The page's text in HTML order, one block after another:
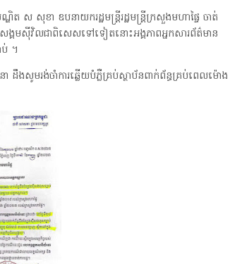
ស សុខា ឧបនាយករដ្ឋមន្ត្រីរដ្ឋមន្ត្រីក្រសួងមហាផ្ទៃ ចាត់
ង្គមស៊ីវិលជាពិសេសទៅទៀតនោះអង្គភាពអ្នកសារព័ត៌មាន
ប់ ។
ា ដឹងសូមរង់ចាំការឆ្លើយបំភ្លឺគ្រប់ស្ថាប័នពាក់ព័ន្ធគ្រប់ពេលម៉ោង